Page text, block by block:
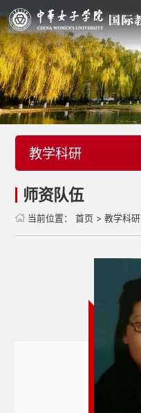
教学科研
师资队伍
当前位置： 首页 > 教学科研